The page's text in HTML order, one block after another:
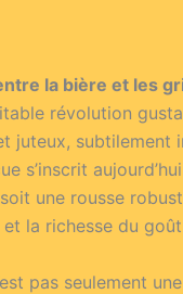
la bière et les
révolution
juteux,
s’inscrit
une rousse
la richesse du
pas seulement